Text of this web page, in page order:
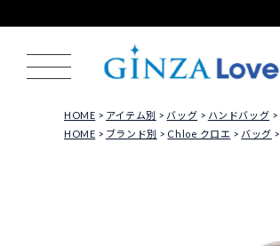
HOME アイテム別 バッグ ハンドバッグ
HOME
ブランド別 Chloe クロエ バッグ